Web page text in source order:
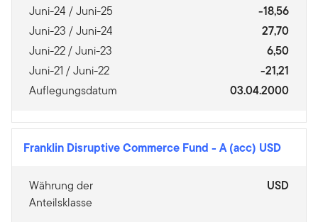
Juni-24 / Juni-25
-18,56
Juni-23 / Juni-24
27,70
Juni-22 / Juni-23
6,50
Juni-21 / Juni-22
-21,21
Auflegungsdatum
03.04.2000
Franklin Disruptive Commerce Fund - A (acc) USD
Währung der
Anteilsklasse
USD